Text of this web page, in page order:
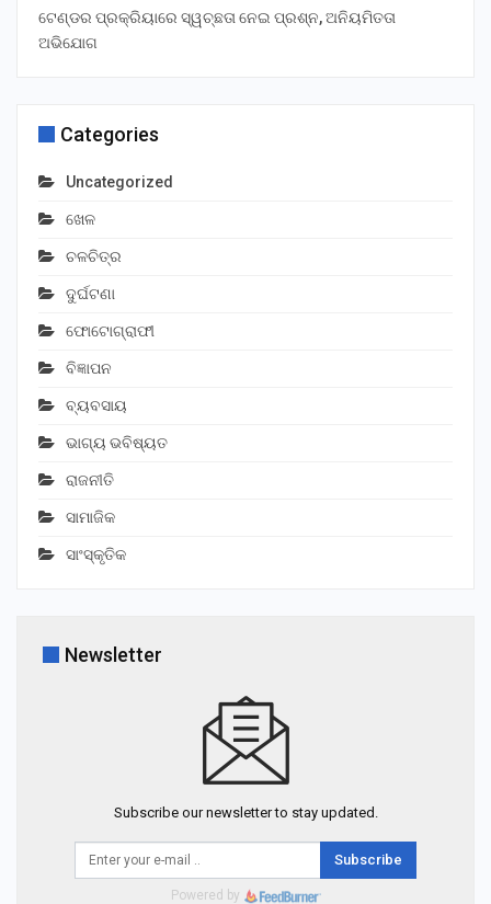
ଟେଣ୍ଡର ପ୍ରକ୍ରିୟାରେ ସ୍ୱଚ୍ଛତା ନେଇ ପ୍ରଶ୍ନ, ଅନିୟମିତତା
ଅଭିଯୋଗ
Categories
Uncategorized
ଖେଳ
ଚଳଚିତ୍ର
ଦୁର୍ଘଟଣା
ଫୋଟୋଗ୍ରାଫୀ
ବିଜ୍ଞାପନ
ବ୍ୟବସାୟ
ଭାଗ୍ୟ ଭବିଷ୍ୟତ
ରାଜନୀତି
ସାମାଜିକ
ସାଂସ୍କୃତିକ
Newsletter
Subscribe our newsletter to stay updated.
Subscribe
Powered by